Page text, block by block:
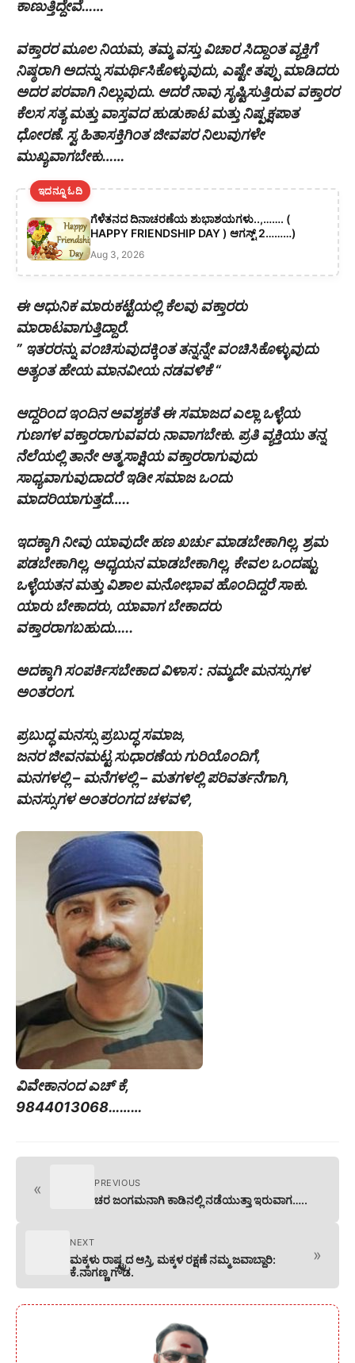
ಕಾಣುತ್ತಿದ್ದೇವೆ……
ವಕ್ತಾರರ ಮೂಲ ನಿಯಮ, ತಮ್ಮ ವಸ್ತು ವಿಚಾರ ಸಿದ್ದಾಂತ ವ್ಯಕ್ತಿಗೆ
ನಿಷ್ಠರಾಗಿ ಅದನ್ನು ಸಮರ್ಥಿಸಿಕೊಳ್ಳುವುದು, ಎಷ್ಟೇ ತಪ್ಪು ಮಾಡಿದರು
ಅದರ ಪರವಾಗಿ ನಿಲ್ಲುವುದು. ‌ಆದರೆ ನಾವು ಸೃಷ್ಟಿಸುತ್ತಿರುವ ವಕ್ತಾರರ
ಕೆಲಸ ಸತ್ಯ ಮತ್ತು ವಾಸ್ತವದ ಹುಡುಕಾಟ ಮತ್ತು ನಿಷ್ಪಕ್ಷಪಾತ
ಧೋರಣೆ. ಸ್ವ ಹಿತಾಸಕ್ತಿಗಿಂತ ಜೀವಪರ ನಿಲುವುಗಳೇ
ಮುಖ್ಯವಾಗಬೇಕು……
ಇದನ್ನೂ ಓದಿ
ಗೆಳೆತನದ ದಿನಾಚರಣೆಯ ಶುಭಾಶಯಗಳು..,……. (
HAPPY FRIENDSHIP DAY ) ಆಗಸ್ಟ್ 2………)
Aug 3, 2026
ಈ ಆಧುನಿಕ ಮಾರುಕಟ್ಟೆಯಲ್ಲಿ ಕೆಲವು ವಕ್ತಾರರು
ಮಾರಾಟವಾಗುತ್ತಿದ್ದಾರೆ.
” ಇತರರನ್ನು ವಂಚಿಸುವುದಕ್ಕಿಂತ ತನ್ನನ್ನೇ ವಂಚಿಸಿಕೊಳ್ಳುವುದು
ಅತ್ಯಂತ ಹೇಯ ಮಾನವೀಯ ನಡವಳಿಕೆ “
ಆದ್ದರಿಂದ ಇಂದಿನ ಅವಶ್ಯಕತೆ ಈ ಸಮಾಜದ ಎಲ್ಲಾ ಒಳ್ಳೆಯ
ಗುಣಗಳ ವಕ್ತಾರರಾಗುವವರು ನಾವಾಗಬೇಕು. ಪ್ರತಿ ವ್ಯಕ್ತಿಯು ತನ್ನ
ನೆಲೆಯಲ್ಲಿ ತಾನೇ ಆತ್ಮಸಾಕ್ಷಿಯ ವಕ್ತಾರರಾಗುವುದು
ಸಾಧ್ಯವಾಗುವುದಾದರೆ ಇಡೀ ಸಮಾಜ ಒಂದು
ಮಾದರಿಯಾಗುತ್ತದೆ…..
ಇದಕ್ಕಾಗಿ ನೀವು ಯಾವುದೇ ಹಣ ಖರ್ಚು ಮಾಡಬೇಕಾಗಿಲ್ಲ, ಶ್ರಮ
ಪಡಬೇಕಾಗಿಲ್ಲ, ಅಧ್ಯಯನ ಮಾಡಬೇಕಾಗಿಲ್ಲ, ಕೇವಲ ಒಂದಷ್ಟು
ಒಳ್ಳೆಯತನ ಮತ್ತು ವಿಶಾಲ ಮನೋಭಾವ ಹೊಂದಿದ್ದರೆ ಸಾಕು.
ಯಾರು ಬೇಕಾದರು, ಯಾವಾಗ ಬೇಕಾದರು
ವಕ್ತಾರರಾಗಬಹುದು…..
ಅದಕ್ಕಾಗಿ ಸಂಪರ್ಕಿಸಬೇಕಾದ ವಿಳಾಸ : ನಮ್ಮದೇ ಮನಸ್ಸುಗಳ
ಅಂತರಂಗ.
ಪ್ರಬುದ್ಧ ಮನಸ್ಸು ಪ್ರಬುದ್ಧ ಸಮಾಜ,
ಜನರ ಜೀವನಮಟ್ಟ ಸುಧಾರಣೆಯ ಗುರಿಯೊಂದಿಗೆ,
ಮನಗಳಲ್ಲಿ – ಮನೆಗಳಲ್ಲಿ – ಮತಗಳಲ್ಲಿ ಪರಿವರ್ತನೆಗಾಗಿ,
ಮನಸ್ಸುಗಳ ಅಂತರಂಗದ ಚಳವಳಿ,
ವಿವೇಕಾನಂದ ಎಚ್ ಕೆ,
9844013068………
« PREVIOUS
ಚರ ಜಂಗಮನಾಗಿ ಕಾಡಿನಲ್ಲಿ ನಡೆಯುತ್ತಾ ಇರುವಾಗ…..
NEXT
ಮಕ್ಕಳು ರಾಷ್ಟ್ರದ ಆಸ್ತಿ, ಮಕ್ಕಳ ರಕ್ಷಣೆ ನಮ್ಮ ಜವಾಬ್ದಾರಿ:
ಕೆ.ನಾಗಣ್ಣ ಗೌಡ.
»